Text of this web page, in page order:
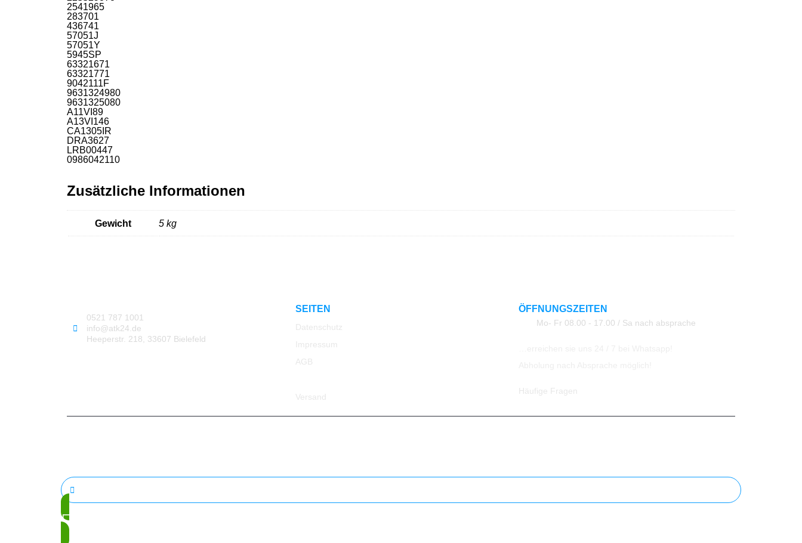
2541965
283701
436741
57051J
57051Y
5945SP
63321671
63321771
9042111F
9631324980
9631325080
A11VI89
A13VI146
CA1305IR
DRA3627
LRB00447
0986042110
Zusätzliche Informationen
Gewicht 5 kg
0521 787 1001
info@atk24.de
Heeperstr. 218, 33607 Bielefeld
SEITEN
Datenschutz
Impressum
AGB
Versand
ÖFFNUNGSZEITEN
Mo- Fr 08.00 - 17.00 / Sa nach absprache
Häufige Fragen